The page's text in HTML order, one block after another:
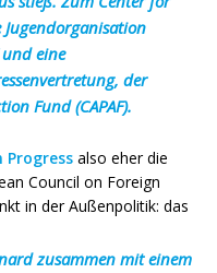
Jugendorganisation
und eine
der
Fund (CAPAF).
Progress also eher die
Council on Foreign
in der Außenpolitik: das
zusammen mit einem